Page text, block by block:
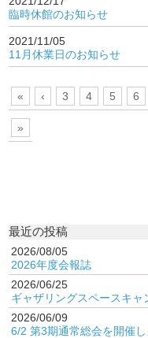
臨時休館のお知らせ
2021/11/05
11月休業日のお知らせ
« ‹ 3 4 5 6
»
最近の投稿
2026/08/05
2026年度会報誌
2026/06/25
ギャザリングスペースキャ
2026/06/09
6/2 第3期通常総会を開催